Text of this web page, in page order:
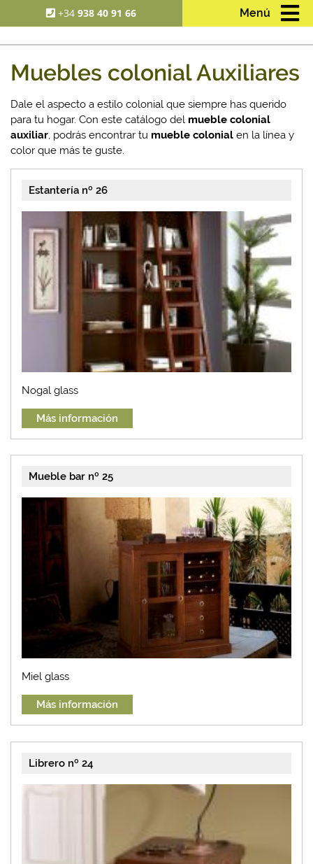
+34938 40 91 66 Menú
Muebles colonial Auxiliares
Dale el aspecto a estilo colonial que siempre has querido
para tu hogar. Con este catálogo del mueble colonial
auxiliar , podrás encontrar tu mueble colonial en la línea y
color que más te guste.
Estantería nº 26
Nogal glass
Más información
Mueble bar nº 25
Miel glass
Más información
Librero nº 24